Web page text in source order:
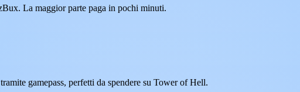
La maggior parte paga in pochi minuti.
gamepass, perfetti da spendere su Tower of Hell.